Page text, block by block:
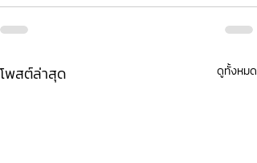
โพสต์ล่าสุด ดูทั้งหมด